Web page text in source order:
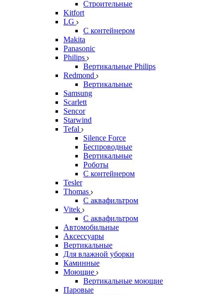
Строительные
Kitfort
LG
С контейнером
Makita
Panasonic
Philips
Вертикальные Philips
Redmond
Вертикальные
Samsung
Scarlett
Sencor
Starwind
Tefal
Silence Force
Беспроводные
Вертикальные
Роботы
С контейнером
Tesler
Thomas
С аквафильтром
Vitek
С аквафильтром
Автомобильные
Аксессуары
Вертикальные
Для влажной уборки
Каминные
Моющие
Вертикальные моющие
Паровые